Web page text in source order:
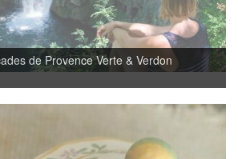
de Provence Verte & Verdon